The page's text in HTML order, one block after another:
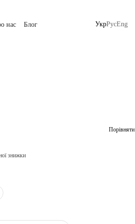
нас Блог УкрРусEng
Порівняти
знижки